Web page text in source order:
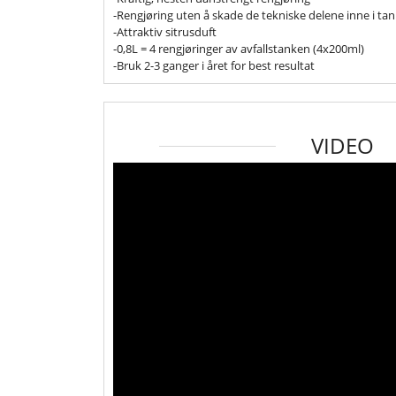
-Rengjøring uten å skade de tekniske delene inne i
-Attraktiv sitrusduft
-0,8L = 4 rengjøringer av avfallstanken (4x200ml)
-Bruk 2-3 ganger i året for best resultat
VIDEO